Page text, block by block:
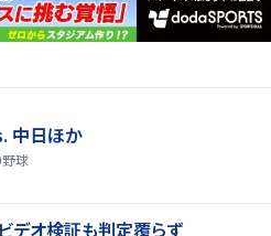
中日ほか
野球
デオ検証も判定覆らず